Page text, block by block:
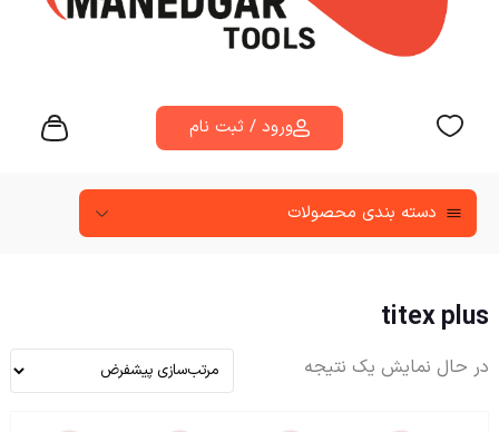
ورود / ثبت نام
دسته‌ بندی محصولات
titex plus
در حال نمایش یک نتیجه